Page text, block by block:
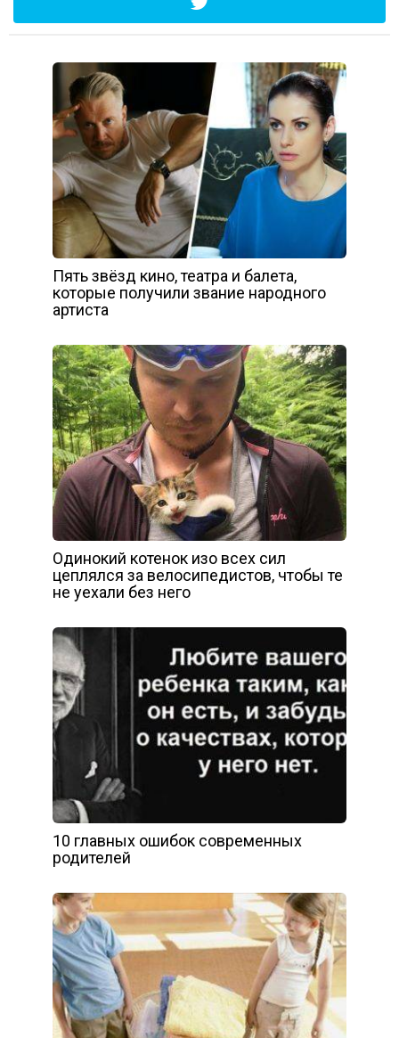
Пять звёзд кино, театра и балета,
которые получили звание народного
артиста
Одинокий котенок изо всех сил
цеплялся за велосипедистов, чтобы те
не уехали без него
10 главных ошибок современных
родителей